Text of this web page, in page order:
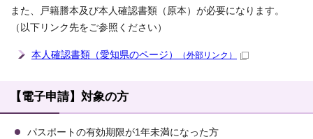
また、戸籍謄本及び本人確認書類（原本）が必要になります。
（以下リンク先をご参照ください）
本人確認書類（愛知県のページ） （外部リンク）
【電子申請】対象の方
パスポートの有効期限が1年未満になった方